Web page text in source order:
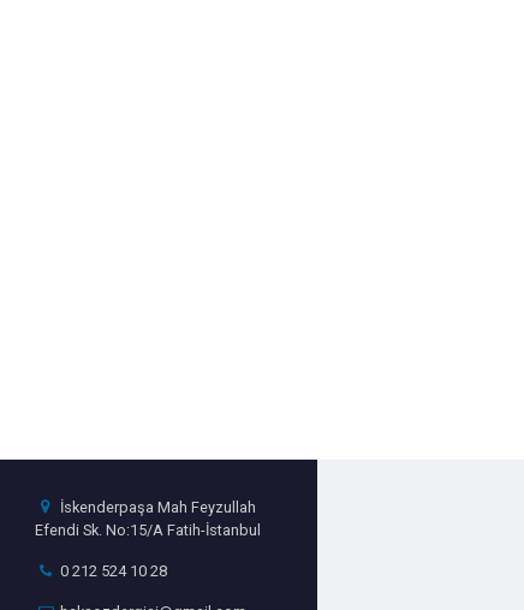
İskenderpaşa Mah Feyzullah
Efendi Sk. No:15/A Fatih-İstanbul
0 212 524 10 28